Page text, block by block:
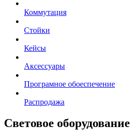
Коммутация
Стойки
Кейсы
Аксессуары
Програмное обоеспечение
Распродажа
Световое оборудование